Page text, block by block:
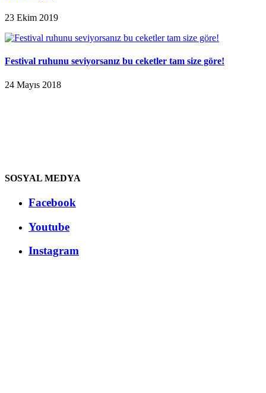
23 Ekim 2019
Festival ruhunu seviyorsanız bu ceketler tam size göre!
24 Mayıs 2018
SOSYAL MEDYA
Facebook
Youtube
Instagram